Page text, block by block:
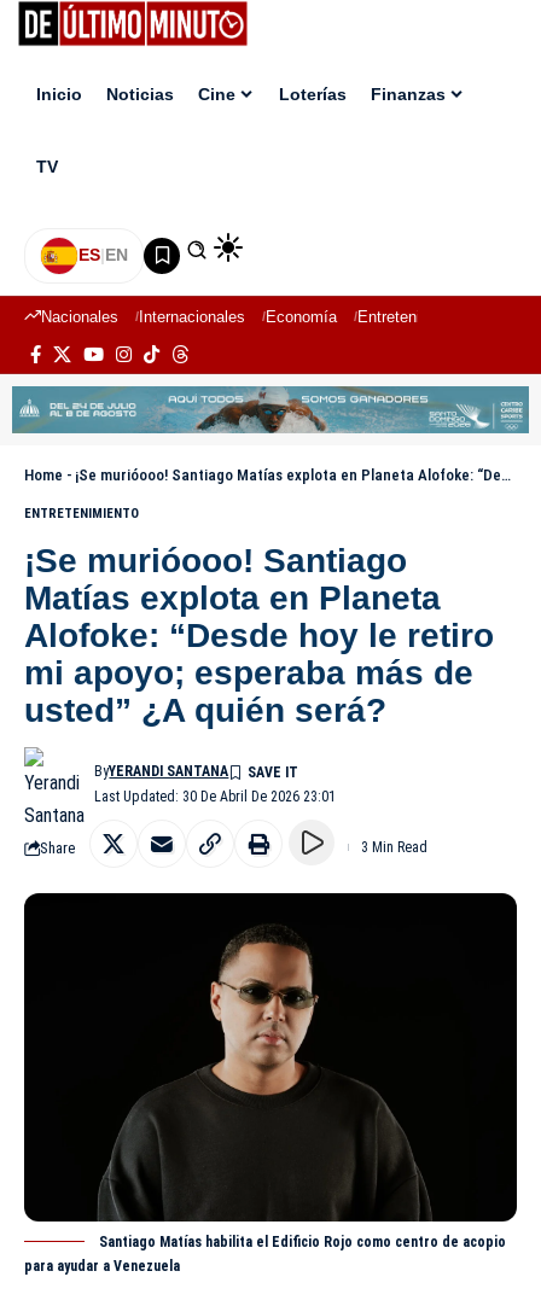
Inicio Noticias Cine Loterías Finanzas
TV
ES|EN
Nacionales Internacionales Economía Entretenimiento
Home - ¡Se murióooo! Santiago Matías explota en Planeta Alofoke: “Desde hoy le retiro mi apoyo; esperaba más de usted” ¿A quién será?
ENTRETENIMIENTO
¡Se murióooo! Santiago
Matías explota en Planeta
Alofoke: “Desde hoy le retiro
mi apoyo; esperaba más de
usted” ¿A quién será?
Last Updated: 30 De Abril De 2026 23:01
ByYERANDI SANTANA
Share 3 Min Read
Santiago Matías habilita el Edificio Rojo como centro de acopio
para ayudar a Venezuela